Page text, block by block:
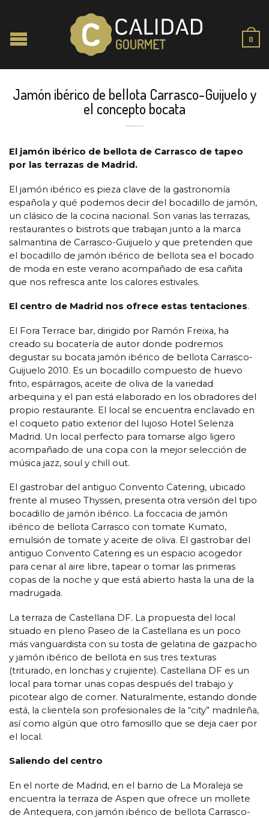
0
Jamón ibérico de bellota Carrasco-Guijuelo y
el concepto bocata
El jamón ibérico de bellota de Carrasco de tapeo
por las terrazas de Madrid.
El jamón ibérico es pieza clave de la gastronomía
española y qué podemos decir del bocadillo de jamón,
un clásico de la cocina nacional. Son varias las terrazas,
restaurantes o bistrots que trabajan junto a la marca
salmantina de Carrasco-Guijuelo y que pretenden que
el bocadillo de jamón ibérico de bellota sea el bocado
de moda en este verano acompañado de esa cañita
que nos refresca ante los calores estivales.
El centro de Madrid nos ofrece estas tentaciones.
El Fora Terrace bar, dirigido por Ramón Freixa, ha
creado su bocatería de autor donde podremos
degustar su bocata jamón ibérico de bellota Carrasco-
Guijuelo 2010. Es un bocadillo compuesto de huevo
frito, espárragos, aceite de oliva de la variedad
arbequina y el pan está elaborado en los obradores del
propio restaurante. El local se encuentra enclavado en
el coqueto patio exterior del lujoso Hotel Selenza
Madrid. Un local perfecto para tomarse algo ligero
acompañado de una copa con la mejor selección de
música jazz, soul y chill out.
El gastrobar del antiguo Convento Catering, ubicado
frente al museo Thyssen, presenta otra versión del tipo
bocadillo de jamón ibérico. La foccacia de jamón
ibérico de bellota Carrasco con tomate Kumato,
emulsión de tomate y aceite de oliva. El gastrobar del
antiguo Convento Catering es un espacio acogedor
para cenar al aire libre, tapear o tomar las primeras
copas de la noche y que está abierto hasta la una de la
madrugada.
La terraza de Castellana DF. La propuesta del local
situado en pleno Paseo de la Castellana es un poco
más vanguardista con su tosta de gelatina de gazpacho
y jamón ibérico de bellota en sus tres texturas
(triturado, en lonchas y crujiente). Castellana DF es un
local para tomar unas copas después del trabajo y
picotear algo de comer. Naturalmente, estando donde
está, la clientela son profesionales de la “city” madrileña,
así como algún que otro famosillo que se deja caer por
el local.
Saliendo del centro
En el norte de Madrid, en el barrio de La Moraleja se
encuentra la terraza de Aspen que ofrece un mollete
de Antequera, con jamón ibérico de bellota Carrasco-